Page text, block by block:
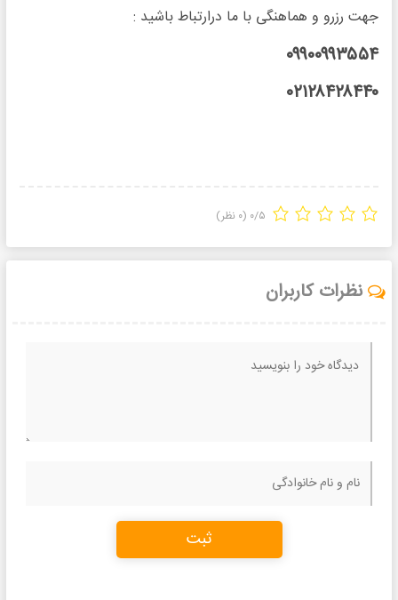
جهت رزرو و هماهنگی با ما درارتباط باشید :
۰۹۹۰۰۹۹۳۵۵۴
۰۲۱۲۸۴۲۸۴۴۰
۰/۵ (۰ نظر)
نظرات کاربران
ثبت